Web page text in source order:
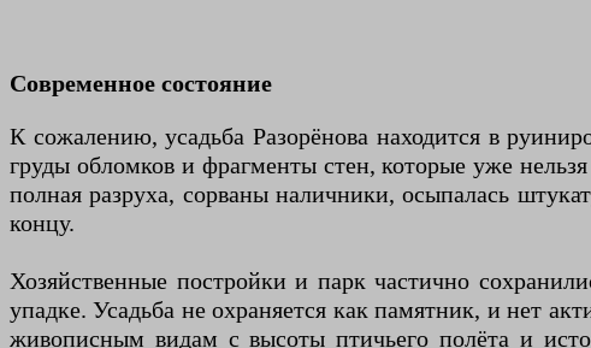
Современное состояние
К сожалению, усадьба Разорёнова находится в
груды обломков и фрагменты стен, которые уже
полная разруха, сорваны наличники, осыпалась
концу.
Хозяйственные постройки и парк частично
упадке. Усадьба не охраняется как памятник, и нет
живописным видам с высоты птичьего полёта и